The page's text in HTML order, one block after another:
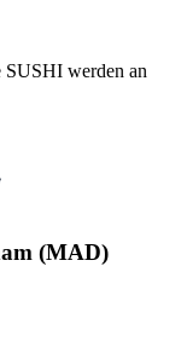
SUSHI werden an
(MAD)